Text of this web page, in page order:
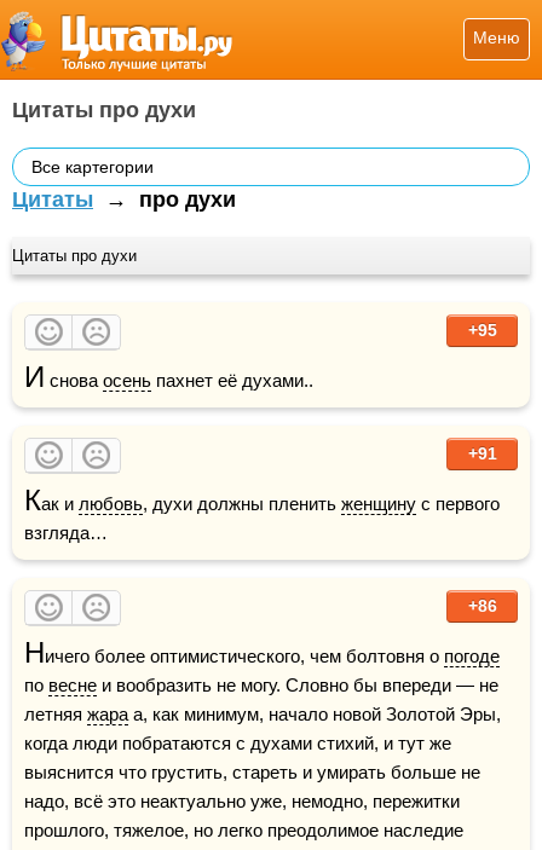
Меню
Цитаты про духи
Все картегории
Цитаты → про духи
Цитаты про духи
+95
И снова осень пахнет её духами..
+91
Как и любовь, духи должны пленить женщину с первого
взгляда…
+86
Ничего более оптимистического, чем болтовня о погоде
по весне и вообразить не могу. Словно бы впереди — не
летняя жара а, как минимум, начало новой Золотой Эры,
когда люди побратаются с духами стихий, и тут же
выяснится что грустить, стареть и умирать больше не
надо, всё это неактуально уже, немодно, пережитки
прошлого, тяжелое, но легко преодолимое наследие